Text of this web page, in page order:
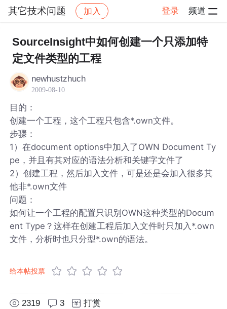
其它技术问题 加入 登录 频道
社区 其它技术问题 帖子详情
SourceInsight中如何创建一个只添加特
定文件类型的工程
newhustzhuch
2009-08-10
目的：
创建一个工程，这个工程只包含*.own文件。
步骤：
1）在document options中加入了OWN Document Ty
pe，并且有其对应的语法分析和关键字文件了
2）创建工程，然后加入文件，可是还是会加入很多其
他非*.own文件
问题：
如何让一个工程的配置只识别OWN这种类型的Docum
ent Type？这样在创建工程后加入文件时只加入*.own
文件，分析时也只分型*.own的语法。
给本帖投票
2319 3 打赏